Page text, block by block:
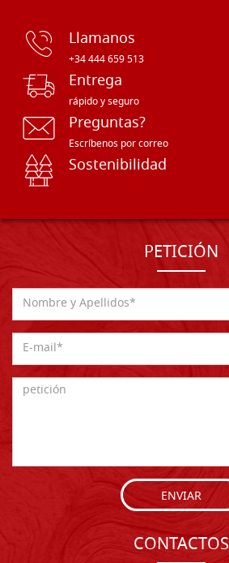
Llamanos
+34 444 659 513
Entrega
rápido y seguro
Preguntas?
Escríbenos por correo
Sostenibilidad
PETICIÓN
ENVIAR
CONTACTOS